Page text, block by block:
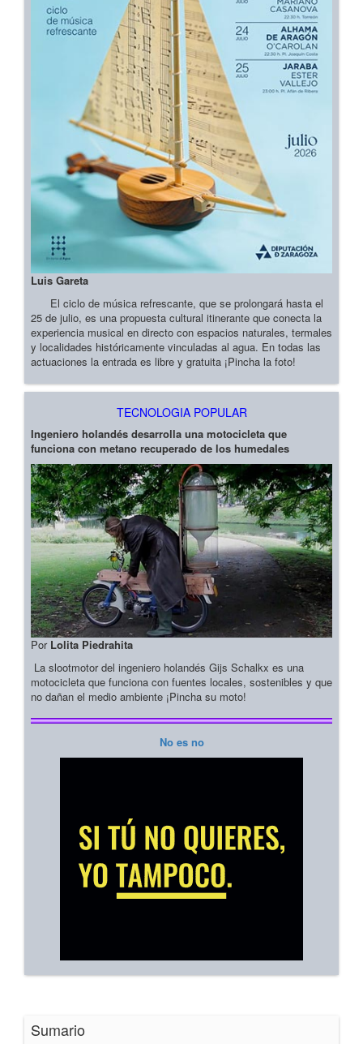
Luis Gareta
El ciclo de música refrescante, que se prolongará hasta el
25 de julio, es una propuesta cultural itinerante que conecta la
experiencia musical en directo con espacios naturales, termales
y localidades históricamente vinculadas al agua. En todas las
actuaciones la entrada es libre y gratuita ¡Pincha la foto!
TECNOLOGIA POPULAR
Ingeniero holandés desarrolla una motocicleta que
funciona con metano recuperado de los humedales
Por Lolita Piedrahita
La slootmotor del ingeniero holandés Gijs Schalkx es una
motocicleta que funciona con fuentes locales, sostenibles y que
no dañan el medio ambiente ¡Pincha su moto!
No es no
Sumario